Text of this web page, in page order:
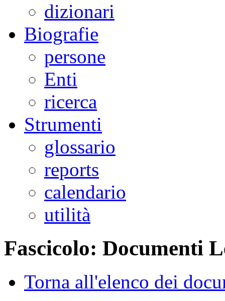
dizionari
Biografie
persone
Enti
ricerca
Strumenti
glossario
reports
calendario
utilità
Fascicolo: Documenti
Torna all'elenco dei